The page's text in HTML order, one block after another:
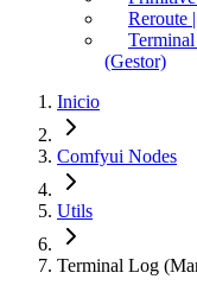
Reroute
(Gestor)
Inicio
Comfyui Nodes
Utils
Terminal Log